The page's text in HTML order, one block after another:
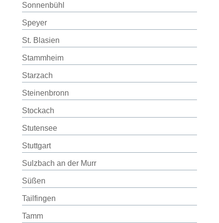
Sonnenbühl
Speyer
St. Blasien
Stammheim
Starzach
Steinenbronn
Stockach
Stutensee
Stuttgart
Sulzbach an der Murr
Süßen
Tailfingen
Tamm